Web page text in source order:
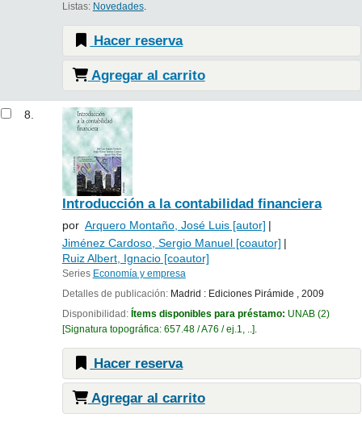
Listas: Novedades.
Hacer reserva
Agregar al carrito
8.
Introducción a la contabilidad financiera
por Arquero Montaño, José Luis[autor]
Jiménez Cardoso, Sergio Manuel[coautor]
Ruiz Albert, Ignacio[coautor]
Series Economía y empresa
Detalles de publicación: Madrid : Ediciones Pirámide , 2009
Disponibilidad: Ítems disponibles para préstamo: UNAB(2)
Signatura topográfica: 657.48 / A76 / ej.1, .. .
Hacer reserva
Agregar al carrito